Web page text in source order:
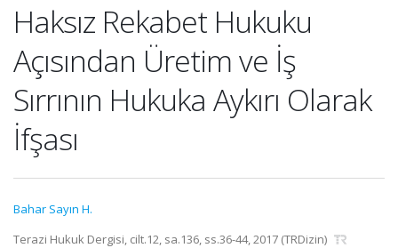
Haksız Rekabet Hukuku
Açısından Üretim ve İş
Sırrının Hukuka Aykırı Olarak
İfşası
Bahar Sayın H.
Terazi Hukuk Dergisi, cilt.12, sa.136, ss.36-44, 2017 (TRDizin)